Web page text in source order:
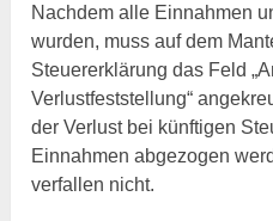
Nachdem alle Einnahmen
wurden, muss auf dem
Steuererklärung das Feld
Verlustfeststellung“
der Verlust bei künftigen
Einnahmen abgezogen
verfallen nicht.